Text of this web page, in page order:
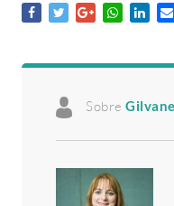
Sobre